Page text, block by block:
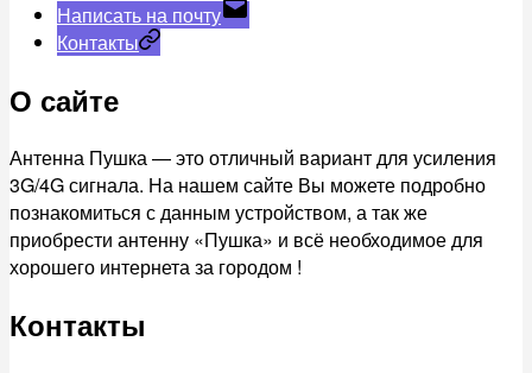
Написать на почту
Контакты
О сайте
Антенна Пушка — это отличный вариант для усиления
3G/4G сигнала. На нашем сайте Вы можете подробно
познакомиться с данным устройством, а так же
приобрести антенну «Пушка» и всё необходимое для
хорошего интернета за городом !
Контакты